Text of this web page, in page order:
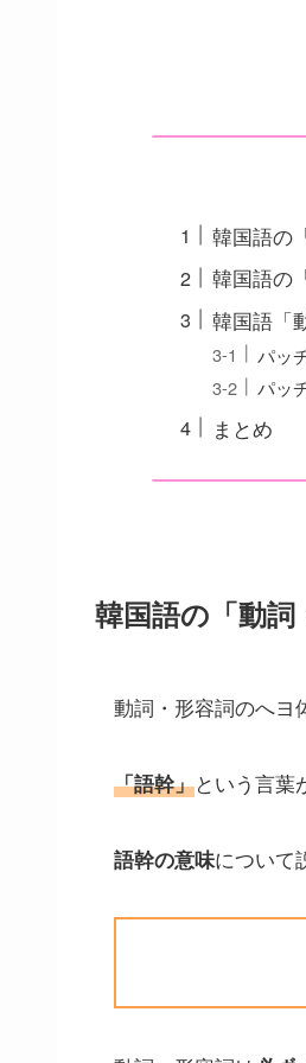
韓国語の
韓国語の
韓国語「
パッ
パッ
まとめ
韓国語の「動詞
動詞・形容詞のへヨ
「語幹」という言葉
語幹の意味について